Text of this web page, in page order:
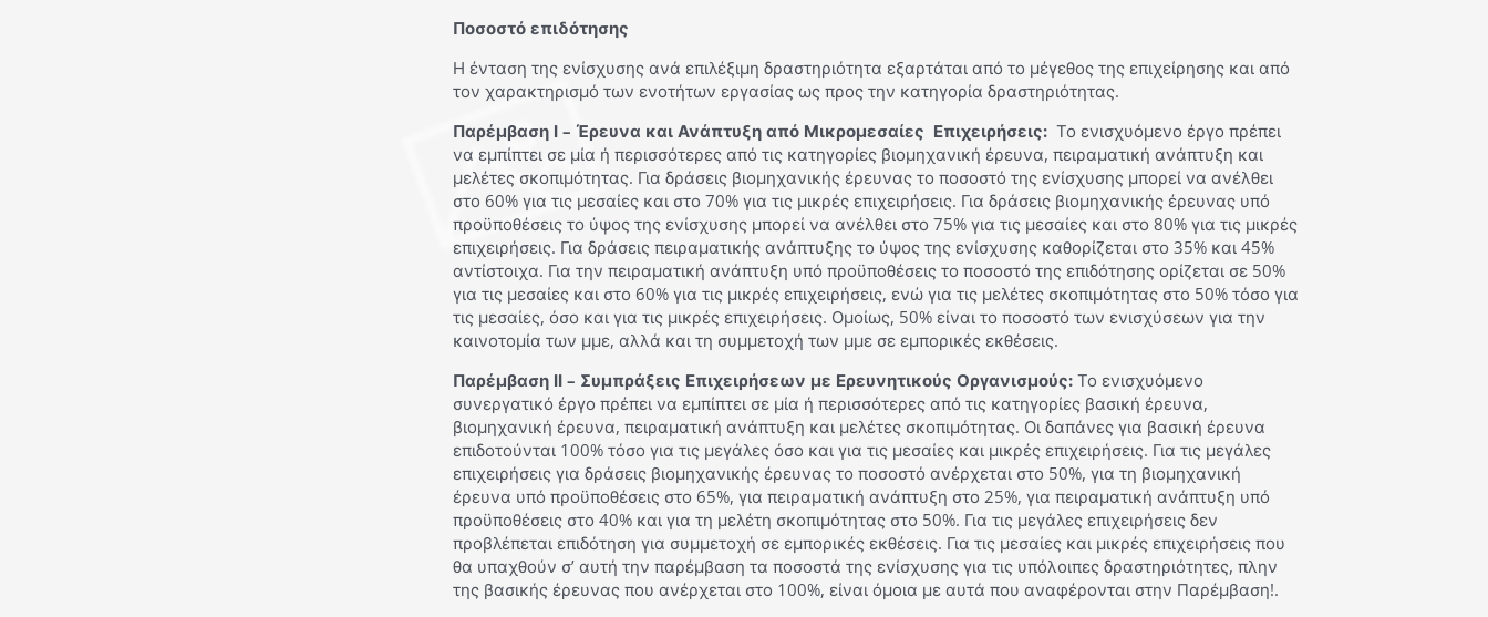
Ποσοστό επιδότησης
Η ένταση της ενίσχυσης ανά επιλέξιμη δραστηριότητα εξαρτάται από το μέγεθος της επιχείρησης και από
τον χαρακτηρισμό των ενοτήτων εργασίας ως προς την κατηγορία δραστηριότητας.
Παρέμβαση Ι – Έρευνα και Ανάπτυξη από Μικρομεσαίες Επιχειρήσεις: Το ενισχυόμενο έργο πρέπει
να εμπίπτει σε μία ή περισσότερες από τις κατηγορίες βιομηχανική έρευνα, πειραματική ανάπτυξη και
μελέτες σκοπιμότητας. Για δράσεις βιομηχανικής έρευνας το ποσοστό της ενίσχυσης μπορεί να ανέλθει
στο 60% για τις μεσαίες και στο 70% για τις μικρές επιχειρήσεις. Για δράσεις βιομηχανικής έρευνας υπό
προϋποθέσεις το ύψος της ενίσχυσης μπορεί να ανέλθει στο 75% για τις μεσαίες και στο 80% για τις μικρές
επιχειρήσεις. Για δράσεις πειραματικής ανάπτυξης το ύψος της ενίσχυσης καθορίζεται στο 35% και 45%
αντίστοιχα. Για την πειραματική ανάπτυξη υπό προϋποθέσεις το ποσοστό της επιδότησης ορίζεται σε 50%
για τις μεσαίες και στο 60% για τις μικρές επιχειρήσεις, ενώ για τις μελέτες σκοπιμότητας στο 50% τόσο για
τις μεσαίες, όσο και για τις μικρές επιχειρήσεις. Ομοίως, 50% είναι το ποσοστό των ενισχύσεων για την
καινοτομία των μμε, αλλά και τη συμμετοχή των μμε σε εμπορικές εκθέσεις.
Παρέμβαση ΙΙ – Συμπράξεις Επιχειρήσεων με Ερευνητικούς Οργανισμούς: Το ενισχυόμενο
συνεργατικό έργο πρέπει να εμπίπτει σε μία ή περισσότερες από τις κατηγορίες βασική έρευνα,
βιομηχανική έρευνα, πειραματική ανάπτυξη και μελέτες σκοπιμότητας. Οι δαπάνες για βασική έρευνα
επιδοτούνται 100% τόσο για τις μεγάλες όσο και για τις μεσαίες και μικρές επιχειρήσεις. Για τις μεγάλες
επιχειρήσεις για δράσεις βιομηχανικής έρευνας το ποσοστό ανέρχεται στο 50%, για τη βιομηχανική
έρευνα υπό προϋποθέσεις στο 65%, για πειραματική ανάπτυξη στο 25%, για πειραματική ανάπτυξη υπό
προϋποθέσεις στο 40% και για τη μελέτη σκοπιμότητας στο 50%. Για τις μεγάλες επιχειρήσεις δεν
προβλέπεται επιδότηση για συμμετοχή σε εμπορικές εκθέσεις. Για τις μεσαίες και μικρές επιχειρήσεις που
θα υπαχθούν σ’ αυτή την παρέμβαση τα ποσοστά της ενίσχυσης για τις υπόλοιπες δραστηριότητες, πλην
της βασικής έρευνας που ανέρχεται στο 100%, είναι όμοια με αυτά που αναφέρονται στην Παρέμβαση!.